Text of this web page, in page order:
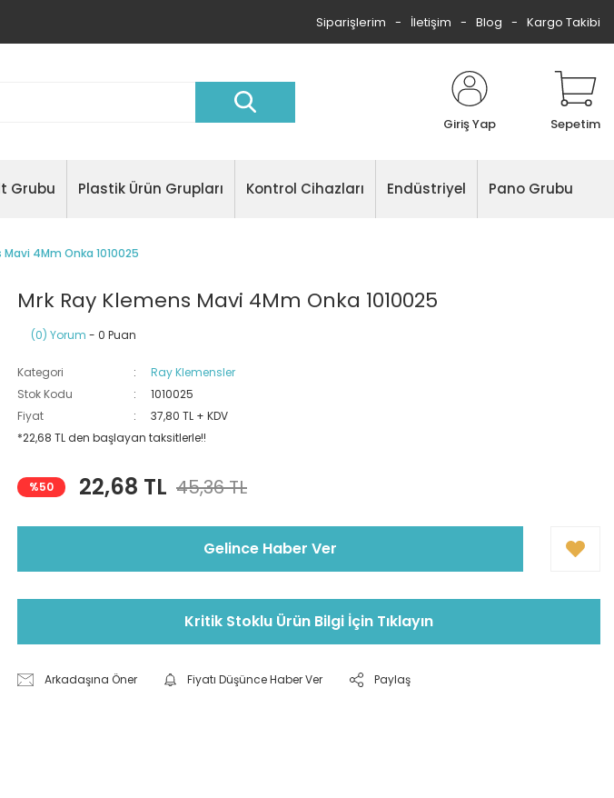
Siparişlerim İletişim Blog Kargo Takibi
Giriş Yap Sepetim
Grubu Plastik Ürün Grupları Kontrol Cihazları Endüstriyel Pano Grubu
4Mm Onka 1010025
Mrk Ray Klemens Mavi 4Mm Onka 1010025
(0) Yorum - 0 Puan
Kategori
Ray Klemensler
Stok Kodu
1010025
Fiyat
37,80 TL + KDV
*22,68 TL den başlayan taksitlerle!!
%50 22,68 TL 45,36 TL
Gelince Haber Ver
Kritik Stoklu Ürün Bilgi İçin Tıklayın
Arkadaşına Öner Fiyatı Düşünce Haber Ver Paylaş